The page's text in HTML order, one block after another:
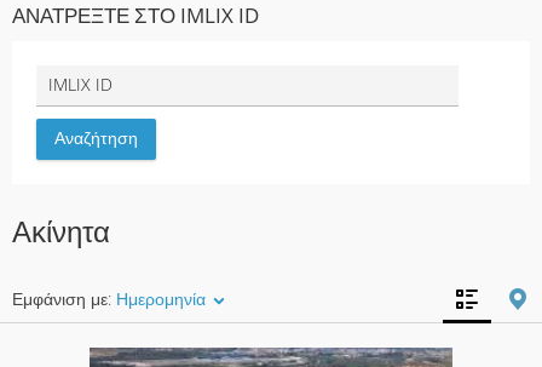
ΑΝΑΤΡΈΞΤΕ ΣΤΟ IMLIX ID
Ακίνητα
Εμφάνιση με: Ημερομηνία